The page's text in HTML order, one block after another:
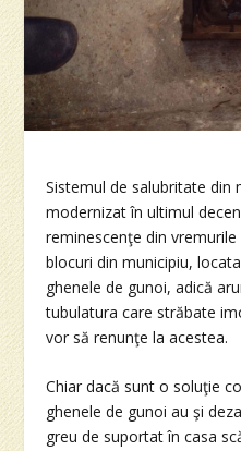
Sistemul de salubritate din
modernizat în ultimul
reminescenţe din
blocuri din municipiu,
ghenele de gunoi, adică
tubulatura care străbate
vor să renunţe la acestea.
Chiar dacă sunt o soluţie
ghenele de gunoi au şi
greu de suportat în casa